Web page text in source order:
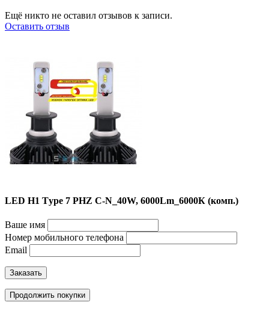
Ещё никто не оставил отзывов к записи.
Оставить отзыв
LED H1 Tуpe 7 PHZ C-N_40W, 6000Lm_6000К (комп.)
Ваше имя
Номер мобильного телефона
Email
Заказать
Продолжить покупки